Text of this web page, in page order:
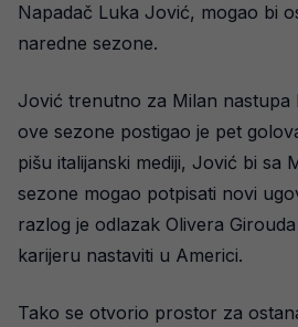
Napadač Luka Jović, mogao bi
naredne sezone.
Jović trenutno za Milan nastupa
ove sezone postigao je pet
pišu italijanski mediji, Jović bi sa
sezone mogao potpisati novi
razlog je odlazak Olivera
karijeru nastaviti u Americi.
Tako se otvorio prostor za